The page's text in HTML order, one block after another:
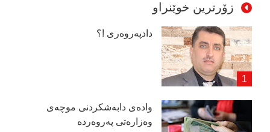
زۆرترین خوێنراو
دادپەروەری !؟
وادەی دابەشكردنی موچەی
وەزارەتی پەروەردە